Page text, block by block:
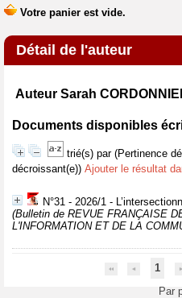
Détail de l'auteur
Auteur Sarah
Documents disponibles
trié(s) par (Pertinence
décroissant(e)) Ajouter le résultat
N°31 - 2026/1 -
(Bulletin de REVUE FRANÇAISE
L'INFORMATION ET DE LA
1
Par